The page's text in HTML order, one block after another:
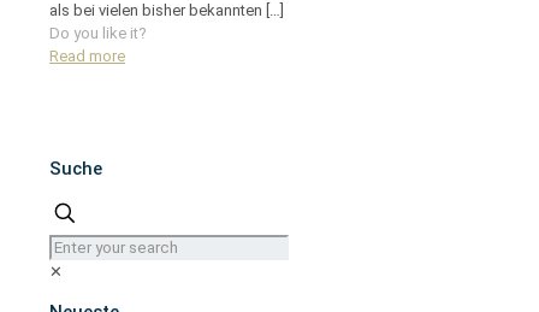
als bei vielen bisher bekannten […]
Do you like it?
Read more
Suche
✕